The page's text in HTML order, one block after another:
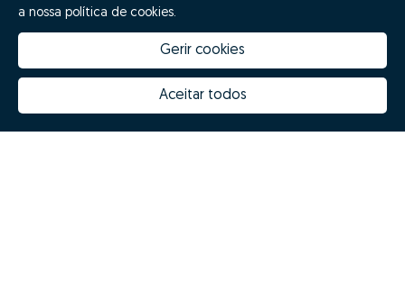
a nossa política de cookies.
Gerir cookies
Aceitar todos